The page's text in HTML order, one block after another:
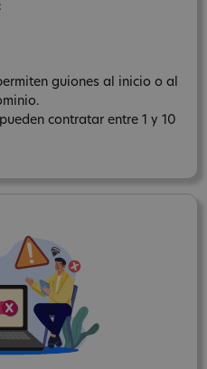
guiones al inicio o al
contratar entre 1 y 10